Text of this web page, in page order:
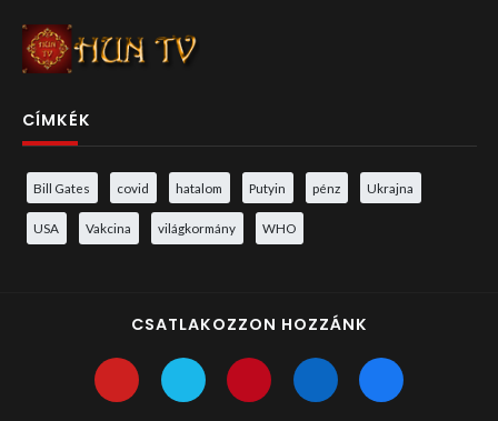
CÍMKÉK
Bill Gates covid hatalom Putyin pénz Ukrajna
USA Vakcina világkormány WHO
CSATLAKOZZON HOZZÁNK